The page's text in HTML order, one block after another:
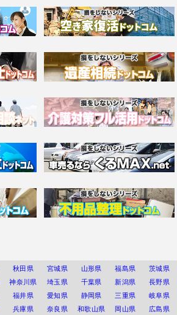
秋田県 宮城県 山形県 福島県
茨城県
神奈川県 埼玉県 千葉県 新潟県
長野県
福井県 愛知県 静岡県 三重県
岐阜県
兵庫県 奈良県 和歌山県 岡山県
広島県